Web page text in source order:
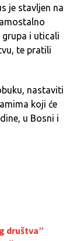
je stavljen na
i uticali
te pratili
nastaviti
koji će
u Bosni i
društva”